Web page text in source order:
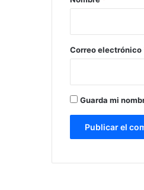
*
Correo electrónico
Guarda mi